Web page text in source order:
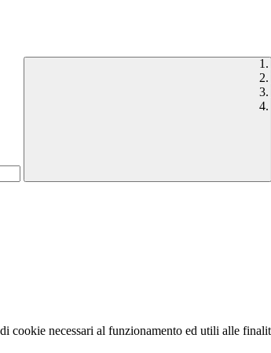
cookie necessari al funzionamento ed utili alle